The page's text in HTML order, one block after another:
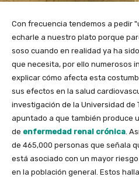
Con frecuencia tendemos a pedir
echarle a nuestro plato porque
soso cuando en realidad ya ha
que necesita, por ello numerosos
explicar cómo afecta esta
sus efectos en la salud
investigación de la Universidad de
apuntado a que también produce
de enfermedad renal crónica .
de 465,000 personas que señala
está asociado con un mayor
en la población general. Estos